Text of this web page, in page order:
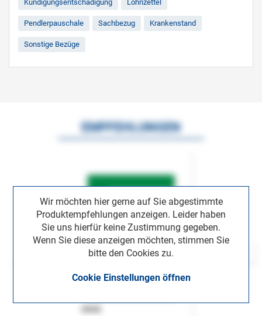
Kündigungsentschädigung Lohnzettel
Pendlerpauschale Sachbezug Krankenstand
Sonstige Bezüge
Wir möchten hier gerne auf Sie abgestimmte
Produktempfehlungen anzeigen. Leider haben
Sie uns hierfür keine Zustimmung gegeben.
Wenn Sie diese anzeigen möchten, stimmen Sie
bitte den Cookies zu.
Cookie Einstellungen öffnen
EMPFEHLUNGEN